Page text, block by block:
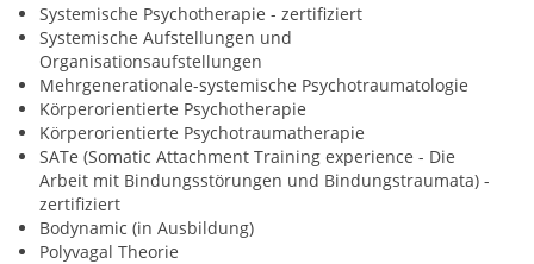
Systemische Psychotherapie - zertifiziert
Systemische Aufstellungen und
Organisationsaufstellungen
Mehrgenerationale-systemische Psychotraumatologie
Körperorientierte Psychotherapie
Körperorientierte Psychotraumatherapie
SATe (Somatic Attachment Training experience - Die
Arbeit mit Bindungsstörungen und Bindungstraumata) -
zertifiziert
Bodynamic (in Ausbildung)
Polyvagal Theorie